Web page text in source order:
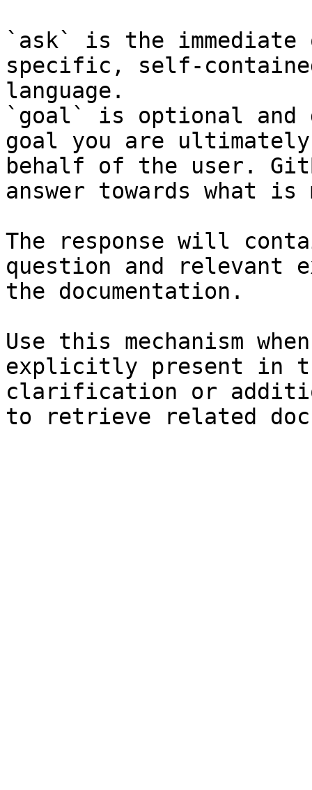
`ask` is the
specific, self-
language.
`goal` is optional and
goal you are
behalf of the user.
answer towards what
The response will
question and relevant
the documentation.
Use this mechanism
explicitly present in
clarification or